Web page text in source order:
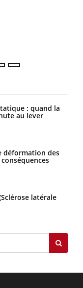
: quand la
au lever
déformation des
latérale